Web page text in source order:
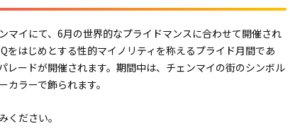
マイにて、6月の世界的なプライドマンスに合わせて開催され
はじめとする性的マイノリティを称えるプライド月間であ
レードが開催されます。期間中は、チェンマイの街のシンボル
ラーで飾られます。
ださい。